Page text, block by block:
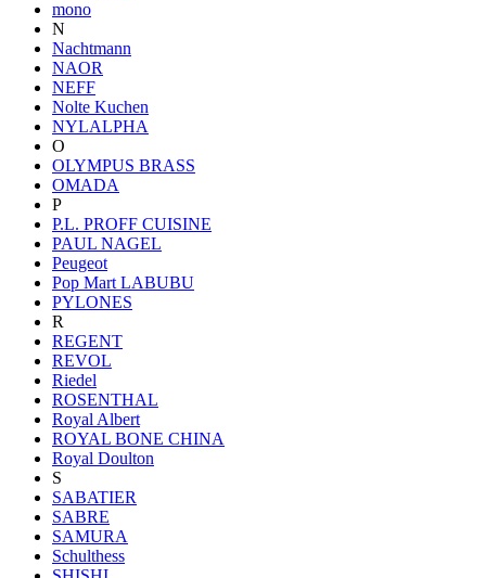
mono
N
Nachtmann
NAOR
NEFF
Nolte Kuchen
NYLALPHA
O
OLYMPUS BRASS
OMADA
P
P.L. PROFF CUISINE
PAUL NAGEL
Peugeot
Pop Mart LABUBU
PYLONES
R
REGENT
REVOL
Riedel
ROSENTHAL
Royal Albert
ROYAL BONE CHINA
Royal Doulton
S
SABATIER
SABRE
SAMURA
Schulthess